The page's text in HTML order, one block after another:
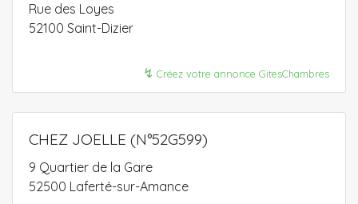
Rue des Loyes
52100 Saint-Dizier
↯ Créez votre annonce GitesChambres
CHEZ JOELLE (N°52G599)
9 Quartier de la Gare
52500 Laferté-sur-Amance